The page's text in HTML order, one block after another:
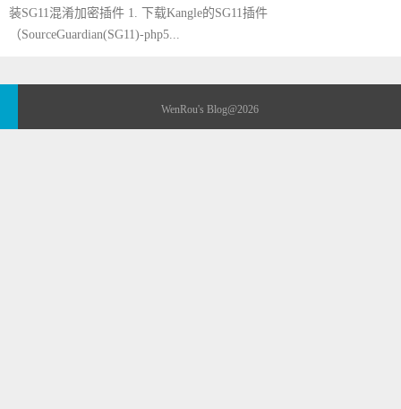
装SG11混淆加密插件 1. 下载Kangle的SG11插件
（SourceGuardian(SG11)-php5...
WenRou's Blog@2026